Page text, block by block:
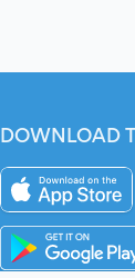
DOWNLOAD